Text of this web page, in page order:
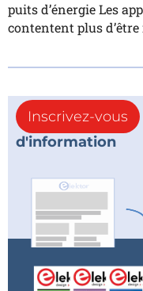
puits d’énergie Les
contentent plus d’être
Inscrivez-vous
d'information